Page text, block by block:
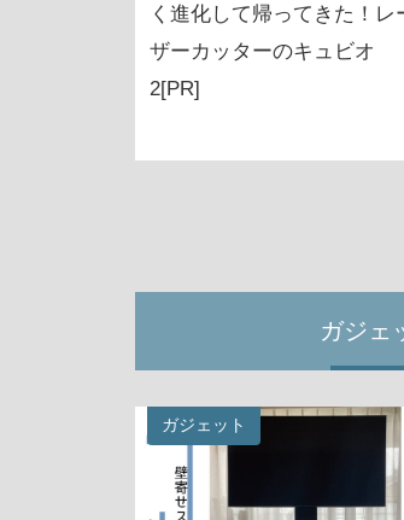
く進化して帰ってきた！レ
ザーカッターのキュビオ
2[PR]
ガジェ
ガジェット